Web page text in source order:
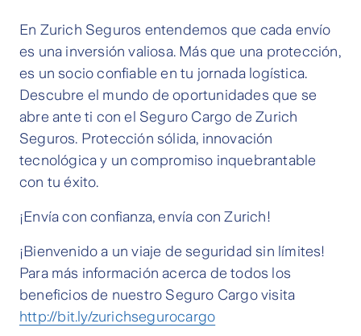
En Zurich Seguros entendemos que cada envío
es una inversión valiosa. Más que una protección,
es un socio confiable en tu jornada logística.
Descubre el mundo de oportunidades que se
abre ante ti con el Seguro Cargo de Zurich
Seguros. Protección sólida, innovación
tecnológica y un compromiso inquebrantable
con tu éxito.
¡Envía con confianza, envía con Zurich!
¡Bienvenido a un viaje de seguridad sin límites!
Para más información acerca de todos los
beneficios de nuestro Seguro Cargo visita
http://bit.ly/zurichsegurocargo